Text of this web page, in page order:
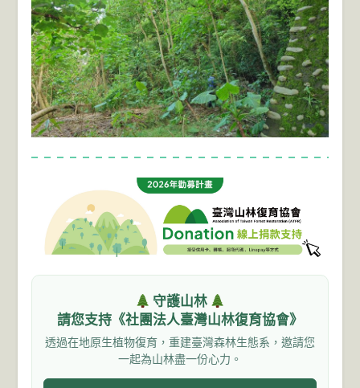
守護山林
請您支持《社團法人臺灣山林復育協會》
透過在地原生植物復育，重建臺灣森林生態系，邀請您
一起為山林盡一份心力。